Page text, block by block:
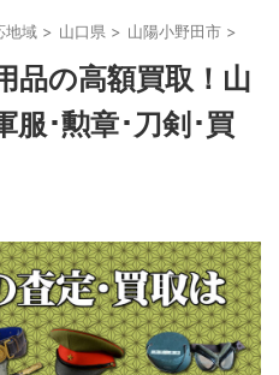
地域 > 山口県 > 山陽小野田市 >
品の高額買取！山
服･勲章･刀剣･買